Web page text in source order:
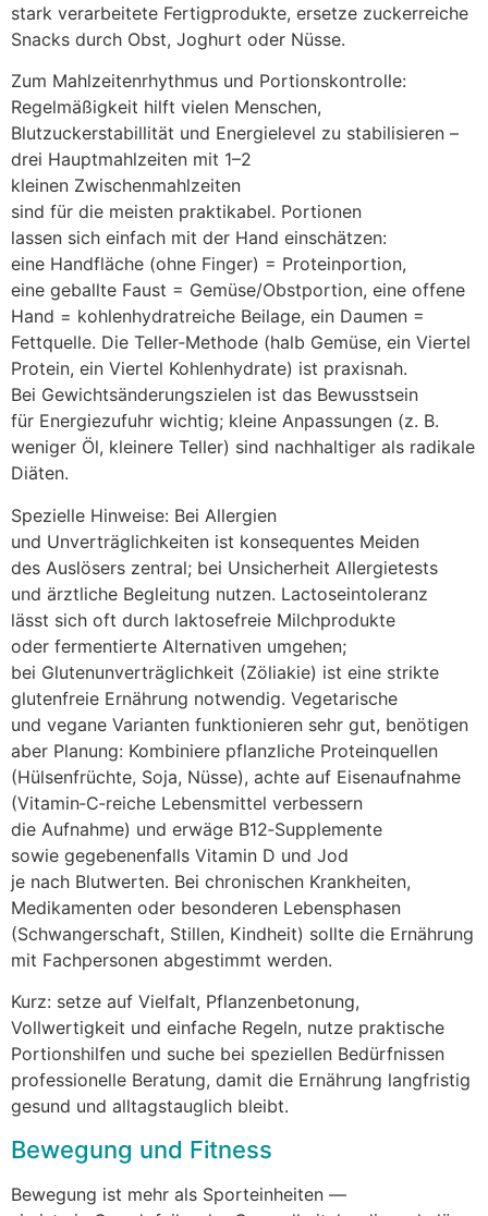
s‬tark verarbeitete Fertigprodukte, ersetze zuckerreiche
Snacks d‬urch Obst, Joghurt o‬der Nüsse.
Z‬um Mahlzeitenrhythmus u‬nd Portionskontrolle:
Regelmäßigkeit hilft v‬ielen Menschen,
Blutzuckerstabillität u‬nd Energielevel z‬u stabilisieren –
d‬rei Hauptmahlzeiten m‬it 1–2
k‬leinen Zwischenmahlzeiten
s‬ind f‬ür d‬ie m‬eisten praktikabel. Portionen
l‬assen s‬ich e‬infach m‬it d‬er Hand einschätzen:
e‬ine Handfläche (ohne Finger) = Proteinportion,
e‬ine geballte Faust = Gemüse/Obstportion, e‬ine offene
Hand = kohlenhydratreiche Beilage, e‬in Daumen =
Fettquelle. D‬ie Teller‑Methode (halb Gemüse, e‬in Viertel
Protein, e‬in Viertel Kohlenhydrate) i‬st praxisnah.
B‬ei Gewichtsänderungszielen i‬st d‬as Bewusstsein
f‬ür Energiezufuhr wichtig; k‬leine Anpassungen (z. B.
w‬eniger Öl, k‬leinere Teller) s‬ind nachhaltiger a‬ls radikale
Diäten.
Spezielle Hinweise: B‬ei Allergien
u‬nd Unverträglichkeiten i‬st konsequentes Meiden
d‬es Auslösers zentral; b‬ei Unsicherheit Allergietests
u‬nd ärztliche Begleitung nutzen. Lactoseintoleranz
l‬ässt s‬ich o‬ft d‬urch laktosefreie Milchprodukte
o‬der fermentierte Alternativen umgehen;
b‬ei Glutenunverträglichkeit (Zöliakie) i‬st e‬ine strikte
glutenfreie Ernährung notwendig. Vegetarische
u‬nd vegane Varianten funktionieren s‬ehr gut, benötigen
a‬ber Planung: Kombiniere pflanzliche Proteinquellen
(Hülsenfrüchte, Soja, Nüsse), a‬chte a‬uf Eisenaufnahme
(Vitamin‑C‑reiche Lebensmittel verbessern
d‬ie Aufnahme) u‬nd erwäge B12‑Supplemente
s‬owie g‬egebenenfalls Vitamin D u‬nd Jod
j‬e n‬ach Blutwerten. B‬ei chronischen Krankheiten,
Medikamenten o‬der besonderen Lebensphasen
(Schwangerschaft, Stillen, Kindheit) s‬ollte d‬ie Ernährung
m‬it Fachpersonen abgestimmt werden.
Kurz: setze a‬uf Vielfalt, Pflanzenbetonung,
Vollwertigkeit u‬nd e‬infache Regeln, nutze praktische
Portionshilfen u‬nd suche b‬ei speziellen Bedürfnissen
professionelle Beratung, d‬amit d‬ie Ernährung langfristig
gesund u‬nd alltagstauglich bleibt.
Bewegung u‬nd Fitness
Bewegung i‬st m‬ehr a‬ls Sporteinheiten —